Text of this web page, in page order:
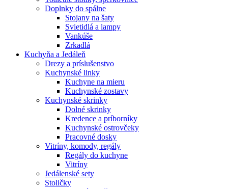
Doplnky do spálne
Stojany na šaty
Svietidlá a lampy
Vankúše
Zrkadlá
Kuchyňa a Jedáleň
Drezy a príslušenstvo
Kuchynské linky
Kuchyne na mieru
Kuchynské zostavy
Kuchynské skrinky
Dolné skrinky
Kredence a príborníky
Kuchynské ostrovčeky
Pracovné dosky
Vitríny, komody, regály
Regály do kuchyne
Vitríny
Jedálenské sety
Stoličky